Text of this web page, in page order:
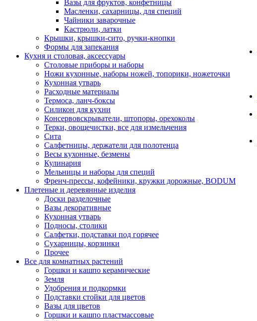
Вазы для фруктов, конфетницы
Масленки, сахарницы, для специй
Чайники заварочные
Кастрюли, латки
Крышки, крышки-сито, ручки-кнопки
Формы для запекания
Кухня и столовая, аксессуары
Столовые приборы и наборы
Ножи кухонные, наборы ножей, топорики, ножеточки
Кухонная утварь
Расходные материалы
Термоса, ланч-боксы
Силикон для кухни
Консервовскрыватели, штопоры, орехоколы
Терки, овощечистки, все для измельчения
Сита
Салфетницы, держатели для полотенца
Весы кухонные, безмены
Кулинария
Мельницы и наборы для специй
Френч-прессы, кофейники, кружки дорожные, BODUM
Плетеные и деревянные изделия
Доски разделочные
Вазы декоративные
Кухонная утварь
Подносы, столики
Салфетки, подставки под горячее
Сухарницы, корзинки
Прочее
Все для комнатных растений
Горшки и кашпо керамические
Земля
Удобрения и подкормки
Подставки стойки для цветов
Вазы для цветов
Горшки и кашпо пластмассовые